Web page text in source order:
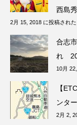
西島
2月 15, 2018 に投稿された
合志
れ
10月
【
ンタ
2月 2,